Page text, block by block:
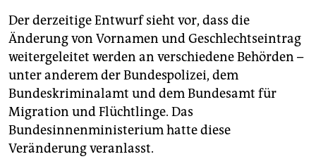
Der derzeitige Entwurf sieht vor, dass die
Änderung von Vornamen und Geschlechtseintrag
weitergeleitet werden an verschiedene Behörden –
unter anderem der Bundespolizei, dem
Bundeskriminalamt und dem Bundesamt für
Migration und Flüchtlinge. Das
Bundesinnenministerium hatte diese
Veränderung veranlasst.